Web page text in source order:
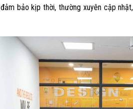
bảo kịp thời, thường xuyên cập